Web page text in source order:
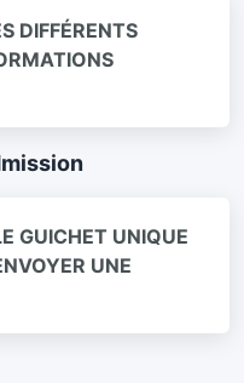
DIFFÉRENTS
GUICHET UNIQUE
UNE